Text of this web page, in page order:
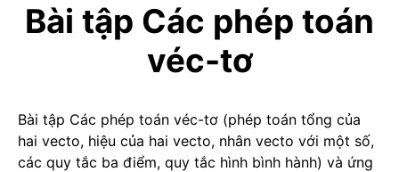
Bài tập Các phép toán
véc-tơ
Bài tập Các phép toán véc-tơ (phép toán tổng của
hai vecto, hiệu của hai vecto, nhân vecto với một số,
các quy tắc ba điểm, quy tắc hình bình hành) và ứng